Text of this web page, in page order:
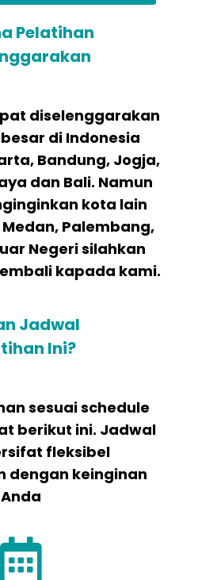
Pelatihan
diselenggarakan
di Indonesia
Bandung, Jogja,
dan Bali. Namun
kota lain
Palembang,
Negeri silahkan
kapada kami.
Jadwal
Ini?
sesuai schedule
berikut ini. Jadwal
fleksibel
dengan keinginan
Anda